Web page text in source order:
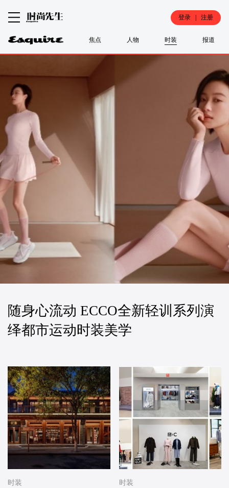
登录 | 注册
焦点 人物 时装 报道
随身心流动 ECCO全新轻训系列演
绎都市运动时装美学
时装 时装